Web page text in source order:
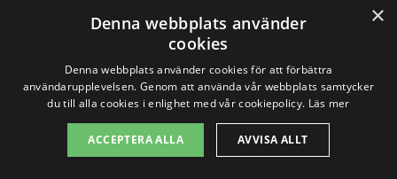
för arbetet.
Få 3 erbjudanden, gratis och utan
förpliktelser
×
Denna webbplats använder
cookies
Denna webbplats använder cookies för att förbättra
användarupplevelsen. Genom att använda vår webbplats samtycker
du till alla cookies i enlighet med vår cookiepolicy. Läs mer
ACCEPTERA ALLA AVVISA ALLT